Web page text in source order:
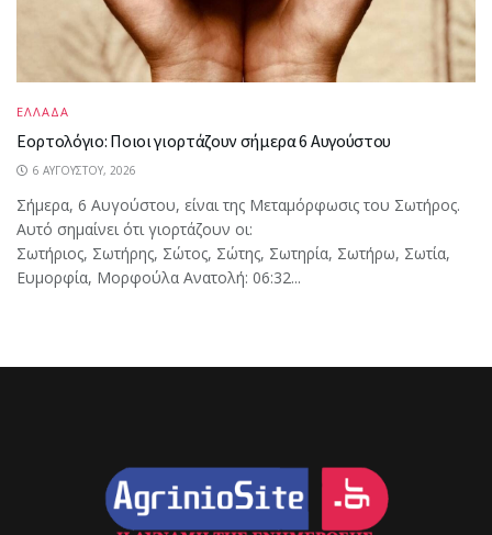
ΕΛΛΑΔΑ
Εορτολόγιο: Ποιοι γιορτάζουν σήμερα 6 Αυγούστου
6 ΑΥΓΟΎΣΤΟΥ, 2026
Σήμερα, 6 Αυγούστου, είναι της Μεταμόρφωσις του Σωτήρος.
Αυτό σημαίνει ότι γιορτάζουν οι:
Σωτήριος, Σωτήρης, Σώτος, Σώτης, Σωτηρία, Σωτήρω, Σωτία,
Ευμορφία, Μορφούλα Ανατολή: 06:32...